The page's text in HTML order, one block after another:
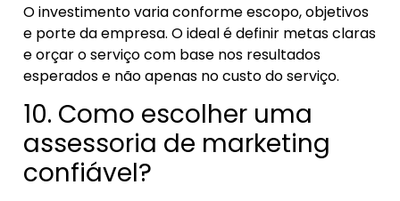
O investimento varia conforme escopo, objetivos
e porte da empresa. O ideal é definir metas claras
e orçar o serviço com base nos resultados
esperados e não apenas no custo do serviço.
10. Como escolher uma
assessoria de marketing
confiável?